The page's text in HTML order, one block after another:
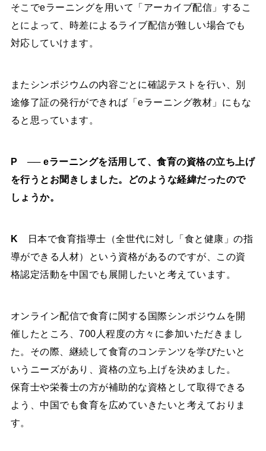
そこでeラーニングを用いて「アーカイブ配信」するこ
とによって、時差によるライブ配信が難しい場合でも
対応していけます。
またシンポジウムの内容ごとに確認テストを行い、別
途修了証の発行ができれば「eラーニング教材」にもな
ると思っています。
P ── eラーニングを活用して、食育の資格の立ち上げ
を行うとお聞きしました。どのような経緯だったので
しょうか。
K
日本で食育指導士（全世代に対し「食と健康」の指
導ができる人材）という資格があるのですが、この資
格認定活動を中国でも展開したいと考えています。
オンライン配信で食育に関する国際シンポジウムを開
催したところ、700人程度の方々に参加いただきまし
た。その際、継続して食育のコンテンツを学びたいと
いうニーズがあり、資格の立ち上げを決めました。
保育士や栄養士の方が補助的な資格として取得できる
よう、中国でも食育を広めていきたいと考えておりま
す。